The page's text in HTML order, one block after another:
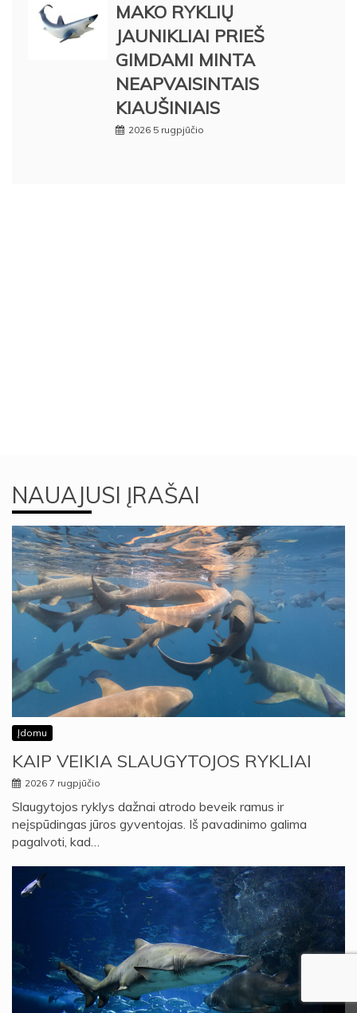
MAKO RYKLIŲ
JAUNIKLIAI PRIEŠ
GIMDAMI MINTA
NEAPVAISINTAIS
KIAUŠINIAIS
2026 5 rugpjūčio
NAUAJUSI ĮRAŠAI
Įdomu
KAIP VEIKIA SLAUGYTOJOS RYKLIAI
2026 7 rugpjūčio
Slaugytojos ryklys dažnai atrodo beveik ramus ir
neįspūdingas jūros gyventojas. Iš pavadinimo galima
pagalvoti, kad…